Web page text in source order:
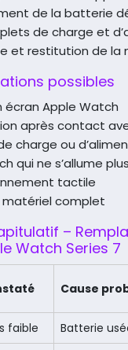
de la batterie
de charge et
et restitution de la
possibles
écran Apple Watch
après contact
charge ou
qui ne s’allume
tactile
matériel complet
–
Watch Series 7
Cause
faible Batterie